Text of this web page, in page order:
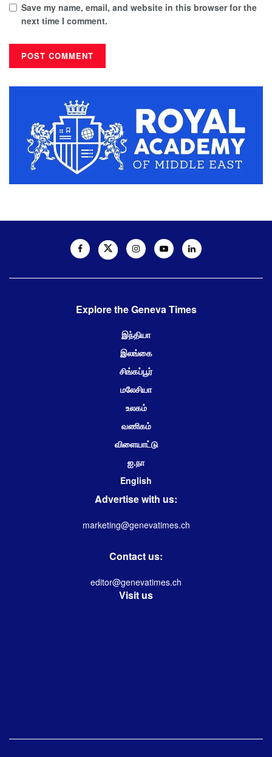
Save my name, email, and website in this browser for the
next time I comment.
Explore the Geneva Times
இந்தியா
இலங்கை
சிங்கப்பூர்
மலேசியா
உலகம்
வணிகம்
விளையாட்டு
ஐ.நா
English
Advertise with us:
marketing@genevatimes.ch
Contact us:
editor@genevatimes.ch
Visit us